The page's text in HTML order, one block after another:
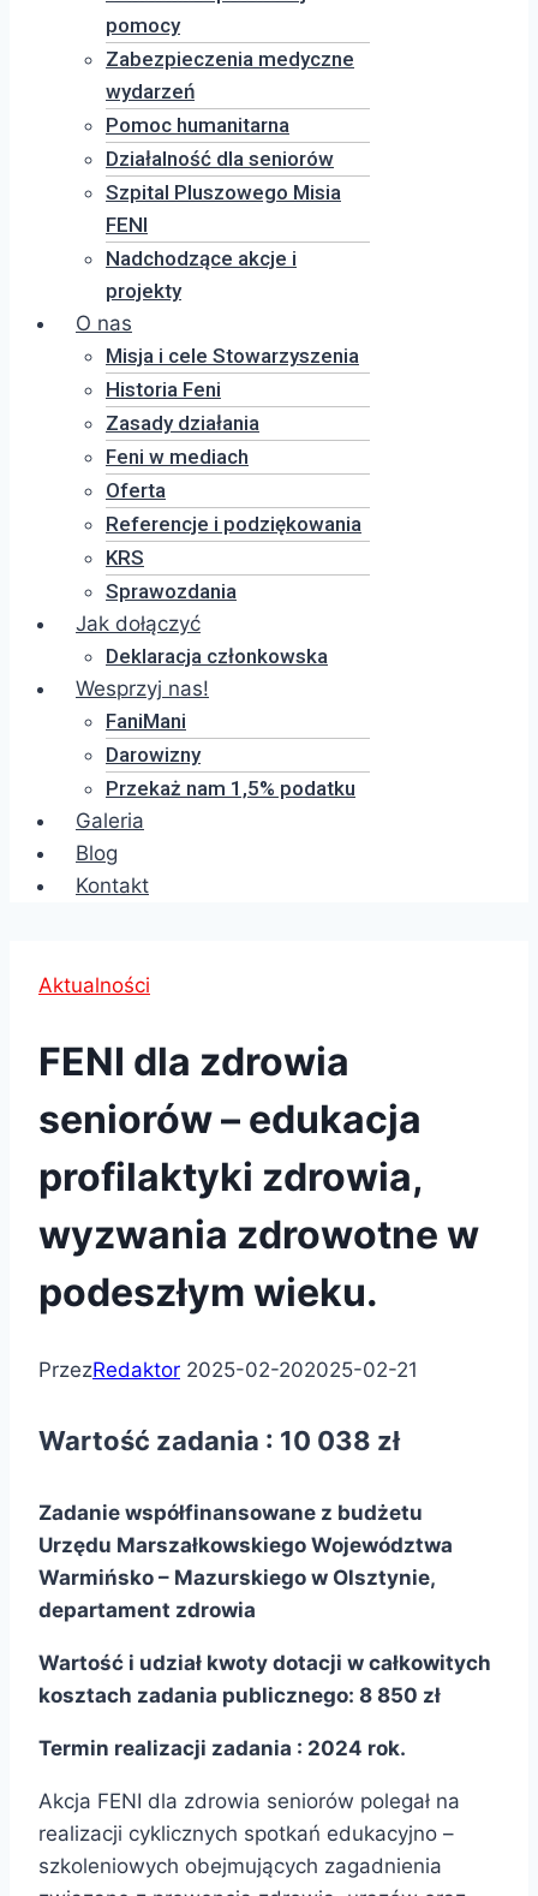
pomocy
Zabezpieczenia medyczne
wydarzeń
Pomoc humanitarna
Działalność dla seniorów
Szpital Pluszowego Misia
FENI
Nadchodzące akcje i
projekty
O nas
Misja i cele Stowarzyszenia
Historia Feni
Zasady działania
Feni w mediach
Oferta
Referencje i podziękowania
KRS
Sprawozdania
Jak dołączyć
Deklaracja członkowska
Wesprzyj nas!
FaniMani
Darowizny
Przekaż nam 1,5% podatku
Galeria
Blog
Kontakt
Aktualności
FENI dla zdrowia
seniorów – edukacja
profilaktyki zdrowia,
wyzwania zdrowotne w
podeszłym wieku.
PrzezRedaktor 2025-02-202025-02-21
Wartość zadania : 10 038 zł
Zadanie współfinansowane z budżetu
Urzędu Marszałkowskiego Województwa
Warmińsko – Mazurskiego w Olsztynie,
departament zdrowia
Wartość i udział kwoty dotacji w całkowitych
kosztach zadania publicznego: 8 850 zł
Termin realizacji zadania : 2024 rok.
Akcja FENI dla zdrowia seniorów polegał na
realizacji cyklicznych spotkań edukacyjno –
szkoleniowych obejmujących zagadnienia